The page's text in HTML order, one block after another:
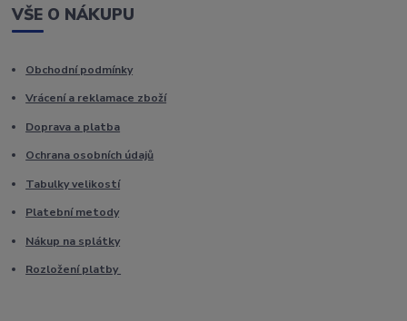
VŠE O NÁKUPU
Obchodní podmínky
Vrácení a reklamace zboží
Doprava a platba
Ochrana osobních údajů
Tabulky velikostí
Platební metody
Nákup na splátky
Rozložení platby